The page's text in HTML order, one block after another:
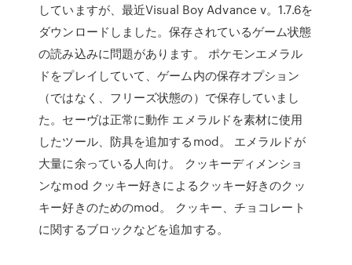
していますが、最近Visual Boy Advance v。1.7.6を
ダウンロードしました。保存されているゲーム状態
の読み込みに問題があります。 ポケモンエメラル
ドをプレイしていて、ゲーム内の保存オプション
（ではなく、フリーズ状態の）で保存していまし
た。セーヴは正常に動作 エメラルドを素材に使用
したツール、防具を追加するmod。 エメラルドが
大量に余っている人向け。 クッキーディメンショ
ンなmod クッキー好きによるクッキー好きのクッ
キー好きのためのmod。 クッキー、チョコレート
に関するブロックなどを追加する。